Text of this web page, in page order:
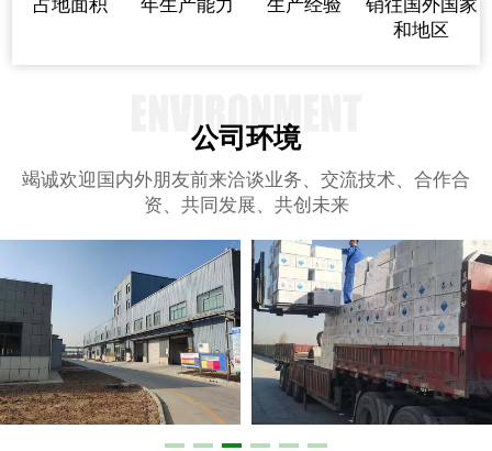
占地面积 年生产能力 生产经验
销往国外国家
和地区
公司环境
竭诚欢迎国内外朋友前来洽谈业务、交流技术、合作合
资、共同发展、共创未来